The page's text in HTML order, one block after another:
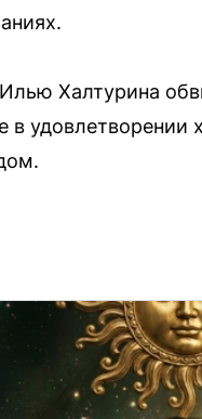
Халтурина
в удовлетворении